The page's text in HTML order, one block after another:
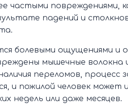
частыми повреждениями,
падений и
болевыми ощущениями и
мышечные волокна
переломов, процесс
и пожилой человек может
недель или даже месяцев.